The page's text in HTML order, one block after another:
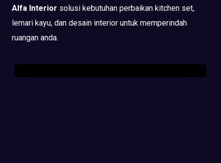
Alfa Interior solusi kebutuhan perbaikan kitchen set,
lemari kayu, dan desain interior untuk memperindah
ruangan anda.